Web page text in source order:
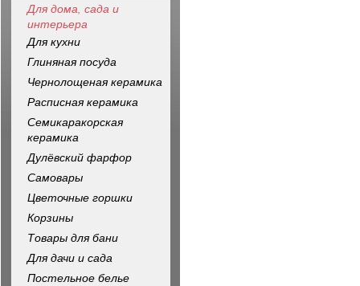
Для дома, сада и
интерьера
Для кухни
Глиняная посуда
Чернолощеная керамика
Расписная керамика
Семикаракорская
керамика
Дулёвский фарфор
Самовары
Цветочные горшки
Корзины
Товары для бани
Для дачи и сада
Постельное белье